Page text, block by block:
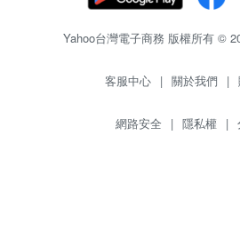
Yahoo台灣電子商務 版權所有 ©
客服中心 | 關於我們 |
網路安全 | 隱私權 |